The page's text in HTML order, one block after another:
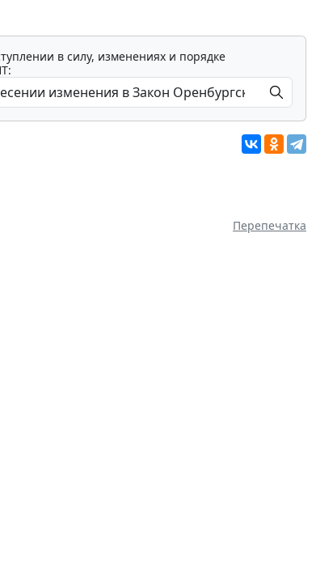
в силу, изменениях и порядке
Перепечатка